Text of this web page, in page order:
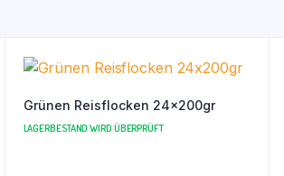
Grünen Reisflocken 24x200gr
LAGERBESTAND WIRD ÜBERPRÜFT